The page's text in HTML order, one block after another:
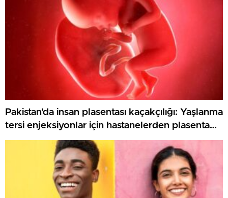
Pakistan’da insan plasentası kaçakçılığı: Yaşlanma
tersi enjeksiyonlar için hastanelerden plasenta
çalan şebekeye soruşturma